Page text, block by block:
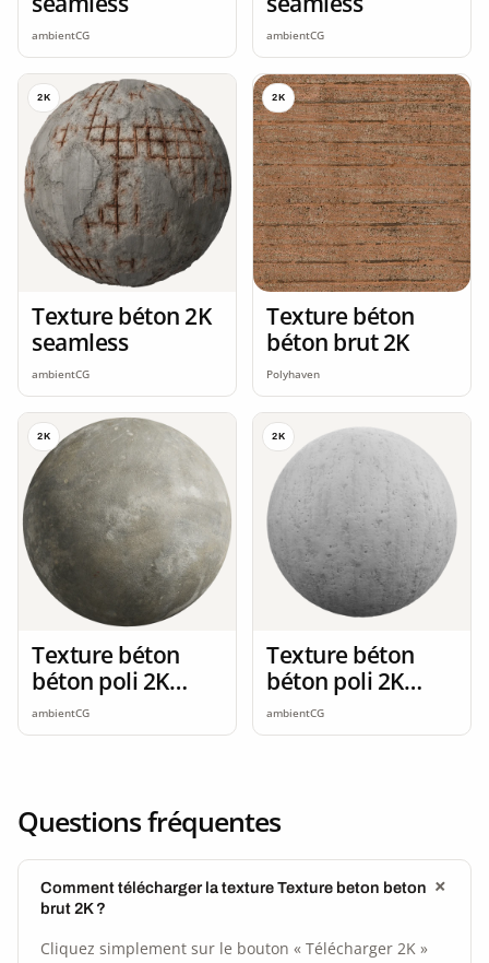
ambientCG ambientCG
2K
Texture béton 2K
seamless
ambientCG
2K
Texture béton
béton brut 2K
Polyhaven
2K
Texture béton
béton poli 2K
seamless
ambientCG
2K
Texture béton
béton poli 2K
seamless
ambientCG
Questions fréquentes
Comment télécharger la texture Texture beton beton
brut 2K ?
Cliquez simplement sur le bouton « Télécharger 2K »